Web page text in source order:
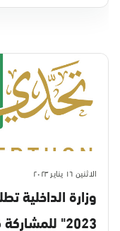
الاثنين ١٦ يناير ٢٠٢٣
وزارة الداخلية
2023"